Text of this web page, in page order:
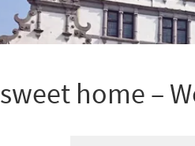
home –